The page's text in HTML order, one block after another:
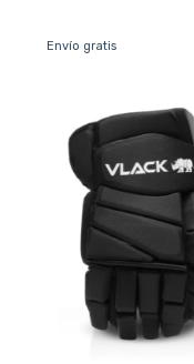
Envío gratis